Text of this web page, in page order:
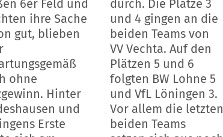
6er Feld und
ihre Sache
gut, blieben
ohne
Hinter
und
Erste
durch. Die Plätze 3
und 4 gingen an die
beiden Teams von
VV Vechta. Auf den
Plätzen 5 und 6
folgten BW Lohne 5
und VfL Löningen 3.
Vor allem die letzten
beiden Teams